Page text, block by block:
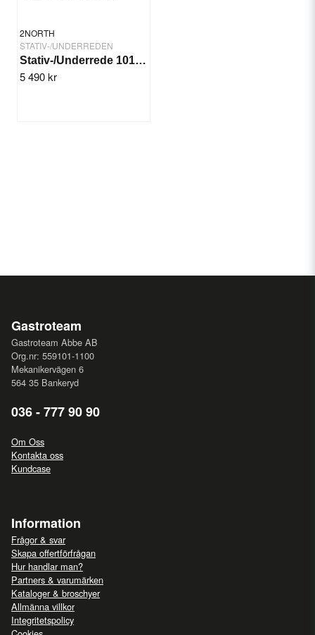
2NORTH
STATIV-/UNDERREDEN
Stativ-/Underrede 1010x734x900 mm
5 490 kr
Gastroteam
Gastroteam Abbe AB
Org.nr: 559101-1100
Mekanikervägen 6
564 35 Bankeryd
036 - 777 90 90
Om Oss
Kontakta oss
Kundcase
Information
Frågor & svar
Skapa offertförfrågan
Hur handlar man?
Partners & varumärken
Kataloger & broschyer
Allmänna villkor
Integritetspolicy